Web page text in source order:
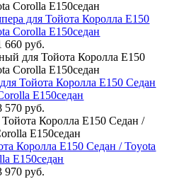
для Тойота Королла Е150
Corolla E150седан
660 руб.
Тойота Королла Е150 Седан
E150седан
570 руб.
Королла Е150 Седан / Toyota
E150седан
970 руб.